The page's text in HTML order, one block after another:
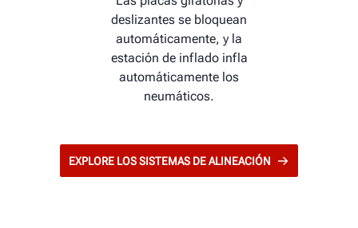
deslizantes se bloquean
automáticamente, y la
estación de inflado infla
automáticamente los
neumáticos.
EXPLORE LOS SISTEMAS DE ALINEACIÓN